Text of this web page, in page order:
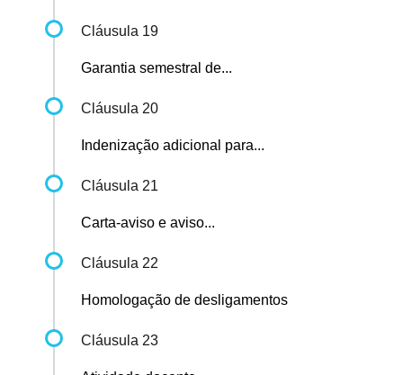
Cláusula 19
Garantia semestral de...
Cláusula 20
Indenização adicional para...
Cláusula 21
Carta-aviso e aviso...
Cláusula 22
Homologação de desligamentos
Cláusula 23